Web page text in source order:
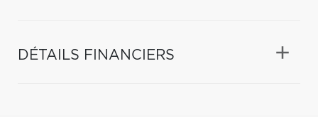
DÉTAILS FINANCIERS